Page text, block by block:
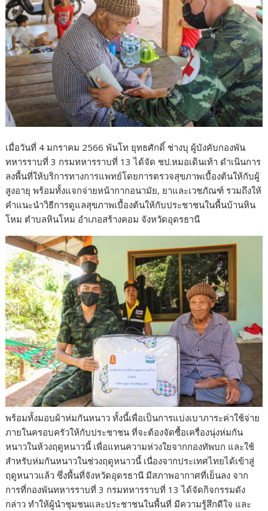
เมื่อวันที่ 4 มกราคม 2566 พันโท ยุทธศักดิ์ ช่างบุ ผู้บังคับกองพัน
ทหารราบที่ 3 กรมทหารราบที่ 13 ได้จัด ชป.หมอเดินเท้า ดำเนินการ
ลงพื้นที่ให้บริการทางการแพทย์โดยการตรวจสุขภาพเบื้องต้นให้กับผู้
สูงอายุ พร้อมทั้งแจกจ่ายหน้ากากอนามัย, ยาและเวชภัณฑ์ รวมถึงให้
คำแนะนำวิธีการดูแลสุขภาพเบื้องต้นให้กับประชาชนในพื้นบ้านหิน
โหม ตำบลหินโหม อำเภอสร้างคอม จังหวัดอุดรธานี
พร้อมทั้งมอบผ้าห่มกันหนาว ทั้งนี้เพื่อเป็นการแบ่งเบาภาระค่าใช้จ่าย
ภายในครอบครัวให้กับประชาชน ที่จะต้องจัดซื้อเครื่องนุ่งห่มกัน
หนาวในห้วงฤดูหนาวนี้ เพื่อแทนความห่วงใยจากกองทัพบก และใช้
สำหรับห่มกันหนาวในช่วงฤดูหนาวนี้ เนื่องจากประเทศไทยได้เข้าสู่
ฤดูหนาวแล้ว ซึ่งพื้นที่จังหวัดอุดรธานี มีสภาพอากาศที่เย็นลง จาก
การที่กองพันทหารราบที่ 3 กรมทหารราบที่ 13 ได้จัดกิจกรรมดัง
กล่าว ทำให้ผู้นำชุมชนและประชาชนในพื้นที่ มีความรู้สึกดีใจ และ